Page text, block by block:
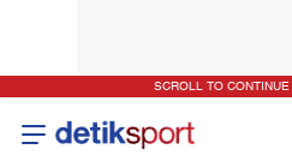
SCROLL TO